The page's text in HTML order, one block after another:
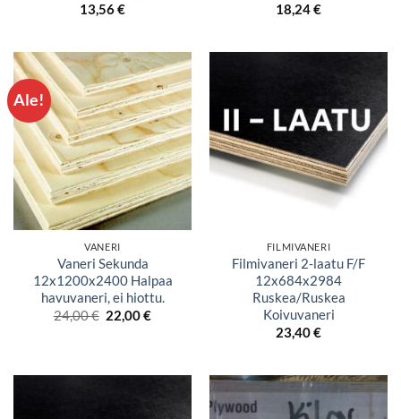
13,56€
18,24€
Ale!
VANERI
Vaneri Sekunda
12x1200x2400 Halpaa
havuvaneri, ei hiottu.
24,00€ Alkuperäinen
hinta
22,00€Nykyinen
FILMIVANERI
Filmivaneri 2-laatu F/F
12x684x2984
Ruskea/Ruskea
Koivuvaneri
23,40€